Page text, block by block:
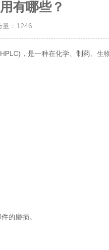
有哪些？
： 1246
，是一种在化学、制药、生
的磨损。